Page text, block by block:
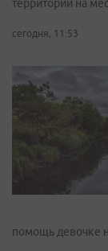
территории на
сегодня, 11:53
помощь девочке